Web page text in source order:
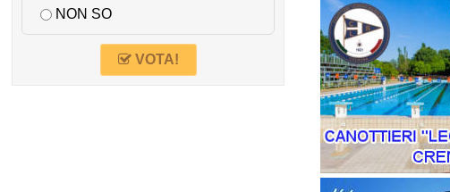
NON SO
VOTA!